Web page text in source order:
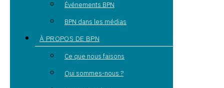
Événements BPN
BPN dans les médias
À PROPOS DE BPN
Ce que nous faisons
Qui sommes-nous ?